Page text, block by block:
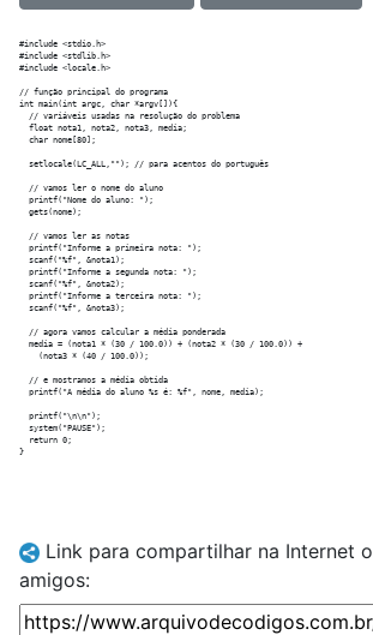
#include <stdio.h>
#include <stdlib.h>
#include <locale.h>
// função principal do programa
int main(int argc, char *argv[]){
  // variáveis usadas na resolução do problema
  float nota1, nota2, nota3, media;
  char nome[80];
  setlocale(LC_ALL,""); // para acentos do português
  // vamos ler o nome do aluno
  printf("Nome do aluno: ");
  gets(nome);
  // vamos ler as notas
  printf("Informe a primeira nota: ");
  scanf("%f", &nota1);
  printf("Informe a segunda nota: ");
  scanf("%f", &nota2);
  printf("Informe a terceira nota: ");
  scanf("%f", &nota3);
  // agora vamos calcular a média ponderada
  media = (nota1 * (30 / 100.0)) + (nota2 * (30 / 100.0)) +
    (nota3 * (40 / 100.0));
  // e mostramos a média obtida
  printf("A média do aluno %s é: %f", nome, media);
  printf("\n\n");
  system("PAUSE");
  return 0;
Link para compartilhar na Internet
amigos: